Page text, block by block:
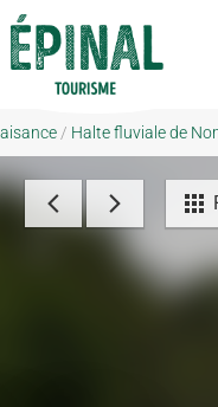
/ Halte fluviale de